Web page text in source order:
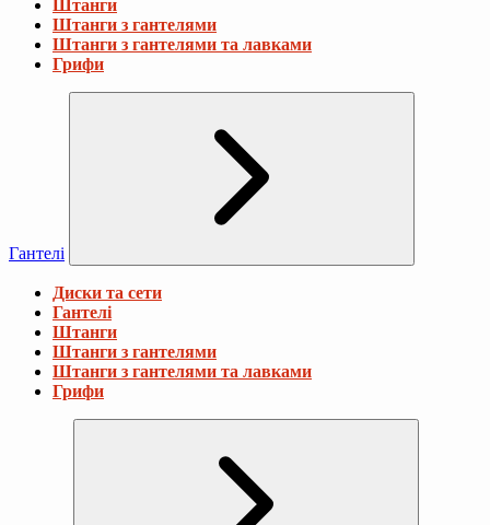
Штанги
Штанги з гантелями
Штанги з гантелями та лавками
Грифи
Гантелі
Диски та сети
Гантелі
Штанги
Штанги з гантелями
Штанги з гантелями та лавками
Грифи